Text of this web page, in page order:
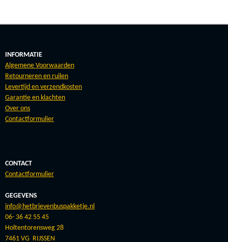
INFORMATIE
Algemene Voorwaarden
Retourneren en ruilen
Levertijd en verzendkosten
Garantie en klachten
Over ons
Contactformulier
CONTACT
Contactformulier
GEGEVENS
info@hetbrievenbuspakketje.nl
06- 36 42 55 45
Holtentorensweg 28
7461 VG RIJSSEN